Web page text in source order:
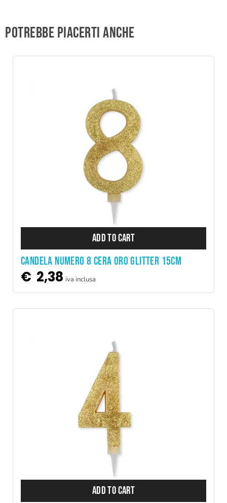
Potrebbe piacerti anche
ADD TO CART
CANDELA NUMERO 8 CERA ORO GLITTER 15CM
€ 2,38 iva inclusa
ADD TO CART